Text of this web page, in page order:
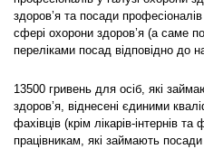
здоров’я та посади
сфері охорони здоров’я (а саме
переліками посад відповідно до
13500 гривень для осіб, які
здоров’я, віднесені єдиними
фахівців (крім лікарів-інтернів
працівникам, які займають